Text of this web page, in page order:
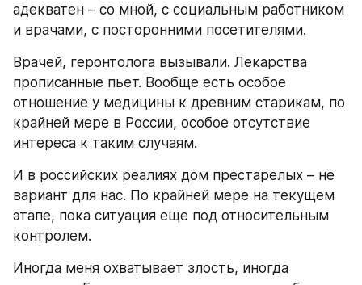
адекватен – со мной, с социальным работником
и врачами, с посторонними посетителями.
Врачей, геронтолога вызывали. Лекарства
прописанные пьет. Вообще есть особое
отношение у медицины к древним старикам, по
крайней мере в России, особое отсутствие
интереса к таким случаям.
И в российских реалиях дом престарелых – не
вариант для нас. По крайней мере на текущем
этапе, пока ситуация еще под относительным
контролем.
Иногда меня охватывает злость, иногда